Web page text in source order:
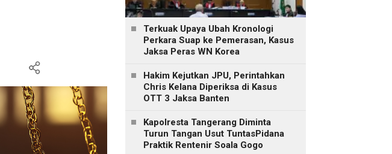
Terkuak Upaya Ubah Kronologi
Perkara Suap ke Pemerasan, Kasus
Jaksa Peras WN Korea
Hakim Kejutkan JPU, Perintahkan
Chris Kelana Diperiksa di Kasus
OTT 3 Jaksa Banten
Kapolresta Tangerang Diminta
Turun Tangan Usut TuntasPidana
Praktik Rentenir Soala Gogo